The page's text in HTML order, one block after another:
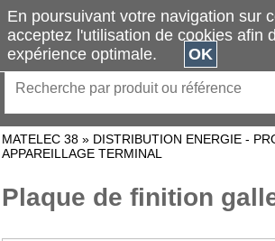
MATELEC 38 » DISTRIBUTION ENERGIE -
APPAREILLAGE TERMINAL
Plaque de finition
En poursuivant votre navigation sur
acceptez l'utilisation de cookies afin
expérience optimale.
OK